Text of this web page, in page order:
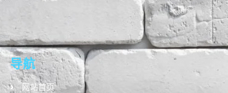
导航
网站首页